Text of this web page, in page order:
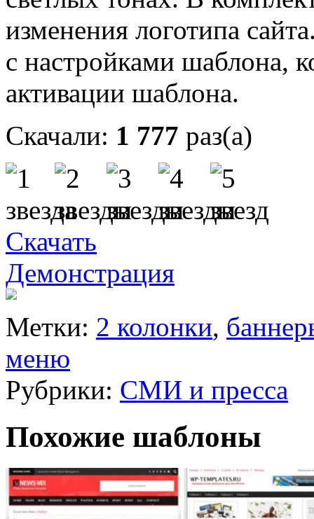
изменения логотипа
с настройками шаблона,
активации шаблона.
Скачали: 1 777 раз(а)
Скачать
Демонстрация
Метки: 2 колонки,
меню
Рубрики: СМИ и пресса
Похожие шаблоны